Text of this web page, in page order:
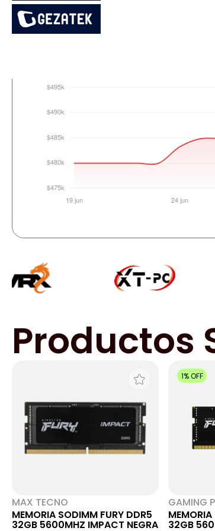
Productos
MAX TECNO
MEMORIA SODIMM FURY DDR5
32GB 5600MHZ IMPACT NEGRA
1% OFF
GAMING
32GB